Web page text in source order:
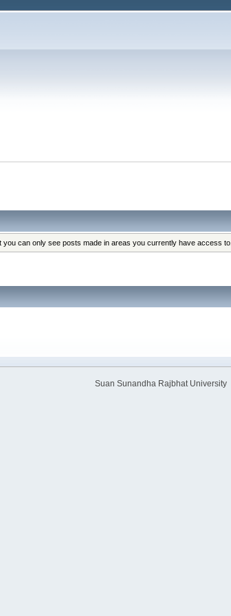
can only see posts made in areas you currently have access to.
Suan Sunandha Rajbhat University